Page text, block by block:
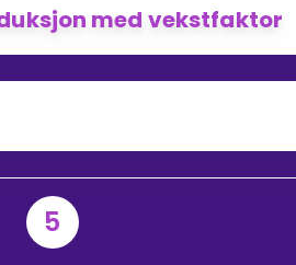
med vekstfaktor
5